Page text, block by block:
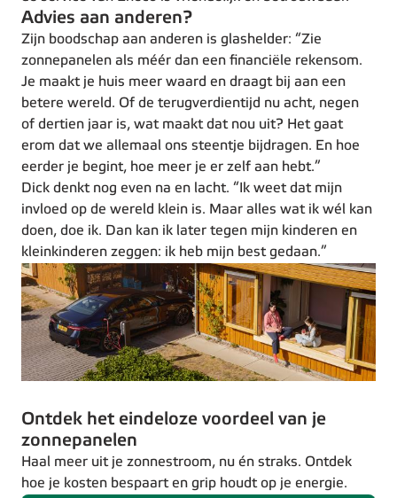
Advies aan anderen?
Zijn boodschap aan anderen is glashelder: “Zie
zonnepanelen als méér dan een financiële rekensom.
Je maakt je huis meer waard en draagt bij aan een
betere wereld. Of de terugverdientijd nu acht, negen
of dertien jaar is, wat maakt dat nou uit? Het gaat
erom dat we allemaal ons steentje bijdragen. En hoe
eerder je begint, hoe meer je er zelf aan hebt.”
Dick denkt nog even na en lacht. “Ik weet dat mijn
invloed op de wereld klein is. Maar alles wat ik wél kan
doen, doe ik. Dan kan ik later tegen mijn kinderen en
kleinkinderen zeggen: ik heb mijn best gedaan.”
Ontdek het eindeloze voordeel van je
zonnepanelen
Haal meer uit je zonnestroom, nu én straks. Ontdek
hoe je kosten bespaart en grip houdt op je energie.